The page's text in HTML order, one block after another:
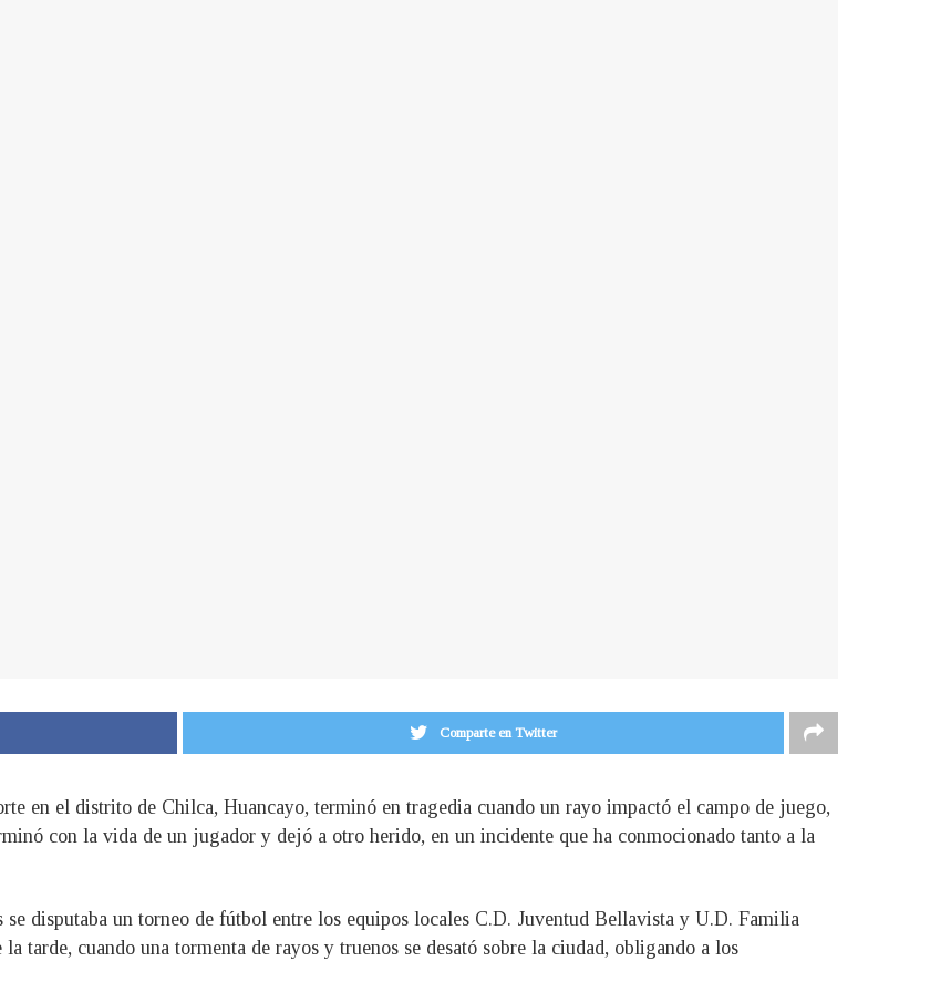
Comparte en Twitter
en el distrito de Chilca, Huancayo, terminó en tragedia cuando un rayo impactó el campo de juego,
con la vida de un jugador y dejó a otro herido, en un incidente que ha conmocionado tanto a la
disputaba un torneo de fútbol entre los equipos locales C.D. Juventud Bellavista y U.D. Familia
tarde, cuando una tormenta de rayos y truenos se desató sobre la ciudad, obligando a los